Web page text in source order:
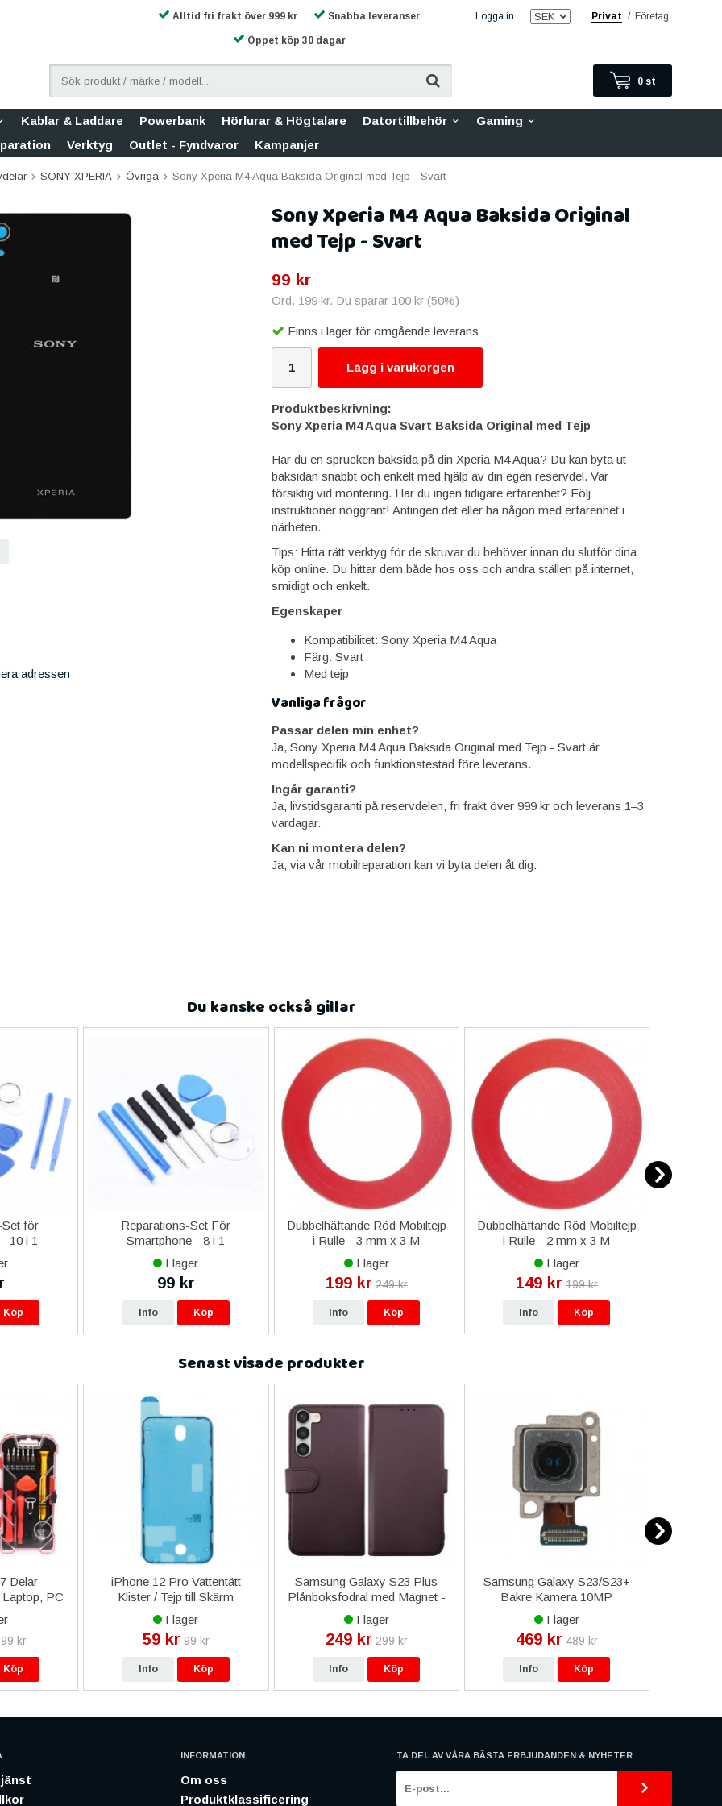
Logga in Privat / Företag
Alltid fri frakt över 999 kr Snabba leveranser
Öppet köp 30 dagar
0 st
Kablar & Laddare Powerbank Hörlurar & Högtalare Datortillbehör
Gaming
Verktyg Outlet - Fyndvaror Kampanjer
SONY XPERIA Övriga Sony Xperia M4 Aqua Baksida Original med Tejp - Svart
Sony Xperia M4 Aqua Baksida Original
med Tejp - Svart
99 kr
Ord. 199 kr. Du sparar 100 kr(50%)
Finns i lager för omgående leverans
Lägg i varukorgen
Produktbeskrivning:
Sony Xperia M4 Aqua Svart Baksida Original med Tejp
Har du en sprucken baksida på din Xperia M4 Aqua? Du kan byta ut
baksidan snabbt och enkelt med hjälp av din egen reservdel. Var
försiktig vid montering. Har du ingen tidigare erfarenhet? Följ
instruktioner noggrant! Antingen det eller ha någon med erfarenhet i
närheten.
Tips: Hitta rätt verktyg för de skruvar du behöver innan du slutför dina
köp online. Du hittar dem både hos oss och andra ställen på internet,
smidigt och enkelt.
Egenskaper
Kompatibilitet: Sony Xperia M4 Aqua
Färg: Svart
Med tejp
Vanliga frågor
Passar delen min enhet?
Ja, Sony Xperia M4 Aqua Baksida Original med Tejp - Svart är
modellspecifik och funktionstestad före leverans.
Ingår garanti?
Ja, livstidsgaranti på reservdelen, fri frakt över 999 kr och leverans 1–3
vardagar.
Kan ni montera delen?
Ja, via vår mobilreparation kan vi byta delen åt dig.
adressen
Du kanske också gillar
Set för
10 i 1
Köp
Reparations-Set För
Smartphone - 8 i 1
I lager
99 kr
Info Köp
Dubbelhäftande Röd Mobiltejp
i Rulle - 3 mm x 3 M
I lager
199 kr 249 kr
Info Köp
Dubbelhäftande Röd Mobiltejp
i Rulle - 2 mm x 3 M
I lager
149 kr 199 kr
Info Köp
Senast visade produkter
Delar
PC
kr
Köp
iPhone 12 Pro Vattentätt
Klister / Tejp till Skärm
I lager
59 kr 99 kr
Info Köp
Samsung Galaxy S23 Plus
Plånboksfodral med Magnet -
Lila
I lager
249 kr 299 kr
Info Köp
Samsung Galaxy S23/S23+
Bakre Kamera 10MP
Telephoto Original
I lager
469 kr 489 kr
Info Köp
INFORMATION
Om oss
Produktklassificering
TA DEL AV VÅRA BÄSTA ERBJUDANDEN & NYHETER